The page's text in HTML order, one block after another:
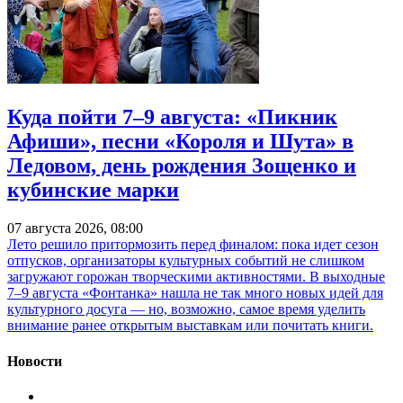
Куда пойти 7–9 августа: «Пикник
Афиши», песни «Короля и Шута» в
Ледовом, день рождения Зощенко и
кубинские марки
07 августа 2026, 08:00
Лето решило притормозить перед финалом: пока идет сезон
отпусков, организаторы культурных событий не слишком
загружают горожан творческими активностями. В выходные
7–9 августа «Фонтанка» нашла не так много новых идей для
культурного досуга — но, возможно, самое время уделить
внимание ранее открытым выставкам или почитать книги.
Новости